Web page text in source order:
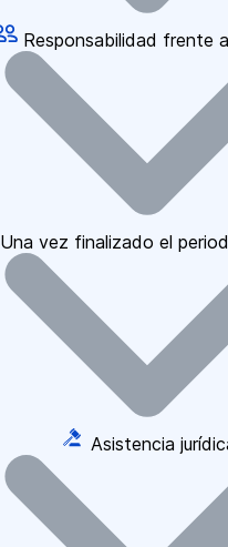
Responsabilidad frente
Una vez finalizado el
Asistencia